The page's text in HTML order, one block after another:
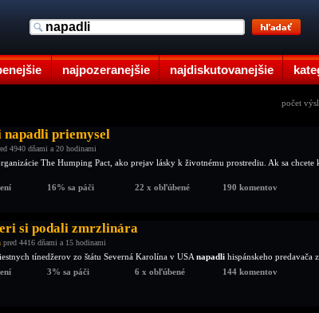
najpozeranejšie najdiskutovanejšie
počet
napadli priemysel
4940 dňami a 20 hodinami
The Humping Pact, ako prejav lásky k životnému prostrediu. Ak sa chcete
16% sa páči 22 x obľúbené 190 komentov
si podali zmrzlinára
pred 4416 dňami a 15 hodinami
tínedžerov zo štátu Severná Karolína v USA napadli hispánskeho predavača
3% sa páči 6 x obľúbené 144 komentov